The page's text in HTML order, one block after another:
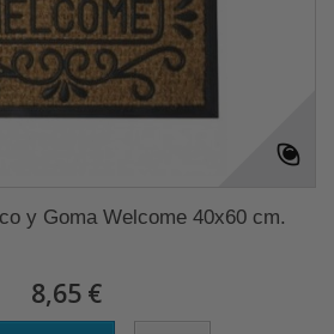
y Goma Welcome 40x60 cm.
8,65 €